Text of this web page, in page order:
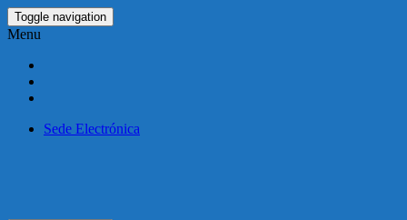
Toggle navigation
Menu
Sede Electrónica